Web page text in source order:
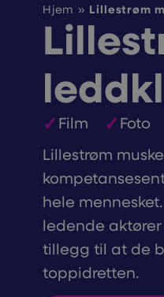
Hjem » Lillestrøm
Film Foto
Lillestrøm
hele
ledende
tillegg til at de
toppidretten.